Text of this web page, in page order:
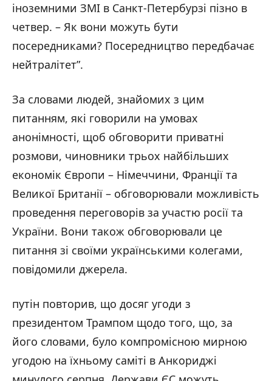
іноземними ЗМІ в Санкт-Петербурзі пізно в
четвер. – Як вони можуть бути
посередниками? Посередництво передбачає
нейтралітет”.
За словами людей, знайомих з цим
питанням, які говорили на умовах
анонімності, щоб обговорити приватні
розмови, чиновники трьох найбільших
економік Європи – Німеччини, Франції та
Великої Британії – обговорювали можливість
проведення переговорів за участю росії та
України. Вони також обговорювали це
питання зі своїми українськими колегами,
повідомили джерела.
путін повторив, що досяг угоди з
президентом Трампом щодо того, що, за
його словами, було компромісною мирною
угодою на їхньому саміті в Анкориджі